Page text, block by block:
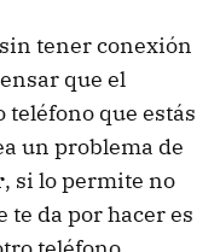
tener conexión
que el
teléfono que estás
un problema de
, si lo permite no
te da por hacer es